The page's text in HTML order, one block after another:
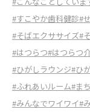
#すこやか歯科健診#
#そばエクササイズ#
#はつらつ#はつらつ
#ひがしラウンジ#ひ
#ふれあいルーム#ま
#みんなでワイワイ#